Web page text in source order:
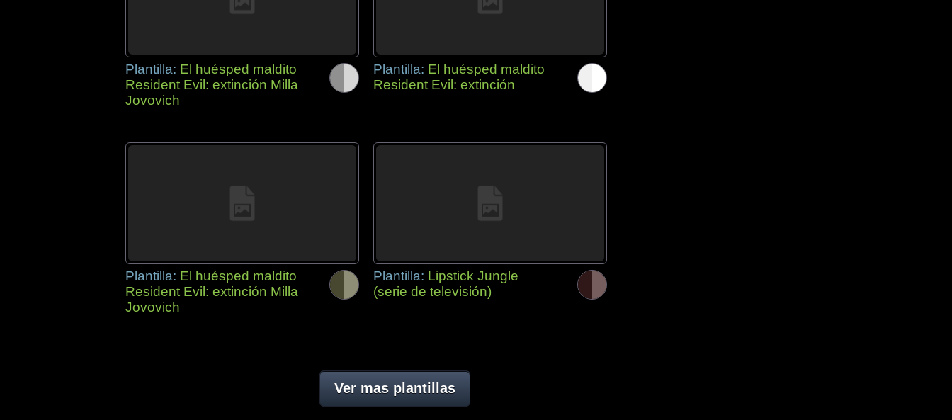
Plantilla: El huésped maldito
Resident Evil: extinción Milla
Jovovich
Plantilla: El huésped maldito
Resident Evil: extinción
Plantilla: El huésped maldito
Resident Evil: extinción Milla
Jovovich
Plantilla: Lipstick Jungle
(serie de televisión)
Ver mas plantillas